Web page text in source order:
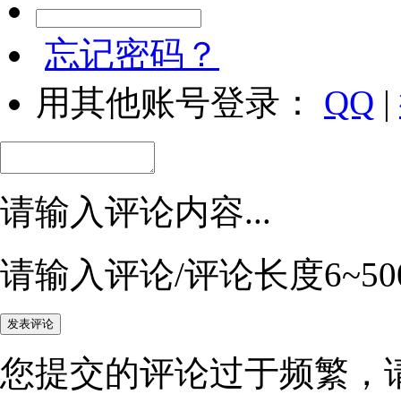
忘记密码？
用其他账号登录： QQ |
请输入评论内容...
请输入评论/评论长度
您提交的评论过于频繁，